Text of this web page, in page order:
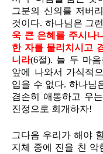
그분의 신의를 저버
것이다. 하나님은 그
욱 큰 은혜를 주시나
한 자를 물리치시고
니라(6절). 늘 두 마
앞에 나와서 가식적
입을 수 없다. 하나님
겸손히 애통하고 우
진정으로 회개하자!
그다음 우리가 해야
지체 중에 진을 친 악